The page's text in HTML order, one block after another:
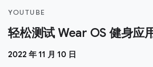
YOUTUBE
轻松测试 Wear OS 健身应
2022 年 11 月 10 日